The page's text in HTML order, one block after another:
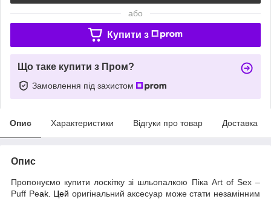
або
Купити з
Що таке купити з Пром?
Замовлення під захистом
Опис Характеристики Відгуки про товар Доставка
Опис
Пропонуємо купити лоскітку зі шльопалкою Піка Art of Sex –
Puff Peak. Цей оригінальний аксесуар може стати незамінним